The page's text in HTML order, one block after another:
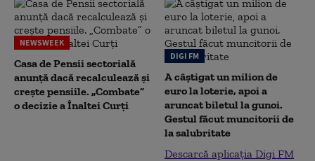
NEWSWEEK
Casa de Pensii sectorială
anunță dacă recalculează și
crește pensiile. „Combate”
o decizie a Înaltei Curți
DIGI FM
A câștigat un milion de
euro la loterie, apoi a
aruncat biletul la gunoi.
Gestul făcut muncitorii de
la salubritate
Descarcă aplicația Digi FM